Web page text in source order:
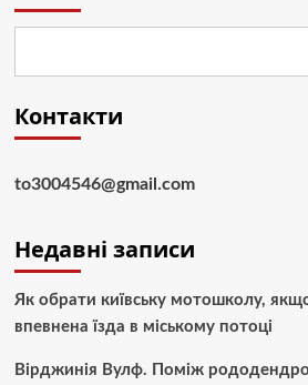
Контакти
to3004546@gmail.com
Недавні записи
Як обрати київську мотошколу,
впевнена їзда в міському потоці
Вірджинія Вулф. Поміж